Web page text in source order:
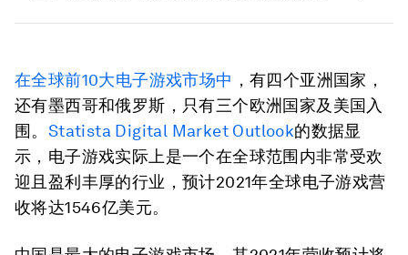
在全球前10大电子游戏市场中 ，有四个亚洲国家，
还有墨西哥和俄罗斯，只有三个欧洲国家及美国入
围。 Statista Digital Market Outlook的数据显
示，电子游戏实际上是一个在全球范围内非常受欢
迎且盈利丰厚的行业，预计2021年全球电子游戏营
收将达1546亿美元。